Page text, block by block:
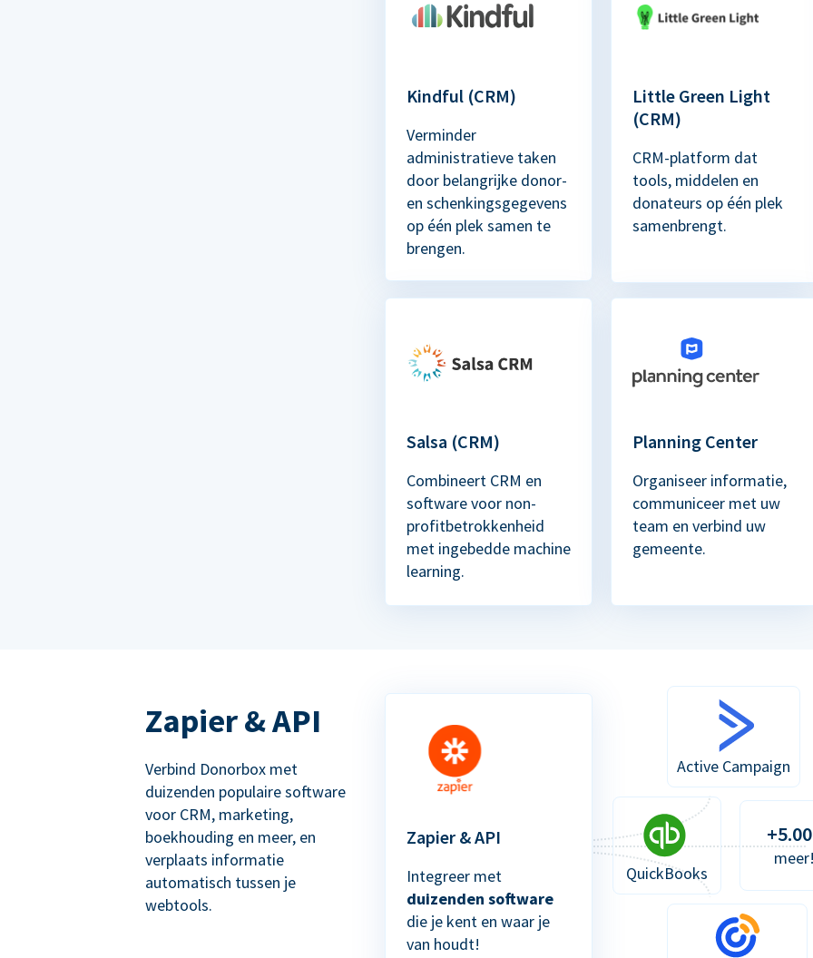
Kindful (CRM)
Verminder
administratieve taken
door belangrijke donor-
en schenkingsgegevens
op één plek samen te
brengen.
Little Green Light
(CRM)
CRM-platform dat
tools, middelen en
donateurs op één plek
samenbrengt.
Salsa (CRM)
Combineert CRM en
software voor non-
profitbetrokkenheid
met ingebedde machine
learning.
Planning Center
Organiseer informatie,
communiceer met uw
team en verbind uw
gemeente.
Zapier & API
Verbind Donorbox met
duizenden populaire software
voor CRM, marketing,
boekhouding en meer, en
verplaats informatie
automatisch tussen je
webtools.
Zapier & API
Integreer met
duizenden software
die je kent en waar je
van houdt!
Active Campaign
QuickBooks